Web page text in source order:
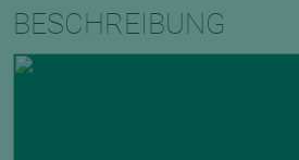
BESCHREIBUNG